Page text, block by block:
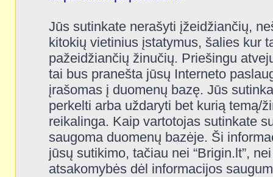
Jūs sutinkate nerašyti įžeidžiančių,
kitokių vietinius įstatymus, šalies kur
pažeidžiančių žinučių. Priešingu
tai bus pranešta jūsų Interneto
įrašomas į duomenų bazę. Jūs
perkelti arba uždaryti bet kurią temą/
reikalinga. Kaip vartotojas sutinkate
saugoma duomenų bazėje. Ši
jūsų sutikimo, tačiau nei “Brigin.lt”,
atsakomybės dėl informacijos